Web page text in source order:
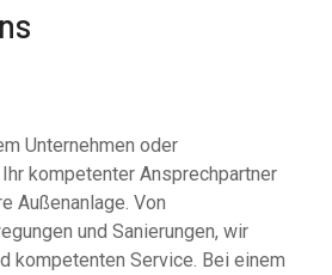
Unternehmen oder
kompetenter Ansprechpartner
Außenanlage. Von
und Sanierungen, wir
kompetenten Service. Bei einem